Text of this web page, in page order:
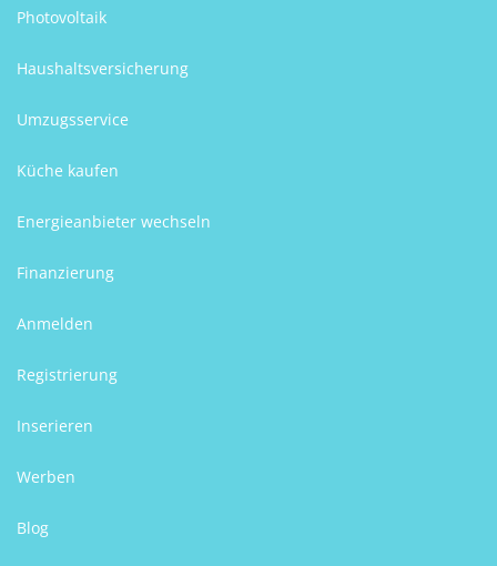
Photovoltaik
Haushaltsversicherung
Umzugsservice
Küche kaufen
Energieanbieter wechseln
Finanzierung
Anmelden
Registrierung
Inserieren
Werben
Blog